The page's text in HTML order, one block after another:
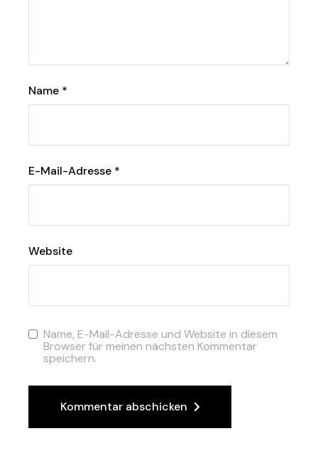
Name *
E-Mail-Adresse *
Website
Name, E-Mail-Adresse und Website in diesem
Browser für meinen nächsten Kommentar
speichern.
Kommentar abschicken